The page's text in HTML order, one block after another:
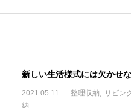
新しい生活様式には欠かせ
2021.05.11 整理収納
リビン
納